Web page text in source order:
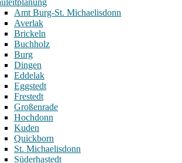
Amt Burg-St. Michaelisdonn
Averlak
Brickeln
Buchholz
Burg
Dingen
Eddelak
Eggstedt
Frestedt
Großenrade
Hochdonn
Kuden
Quickborn
St. Michaelisdonn
Süderhastedt